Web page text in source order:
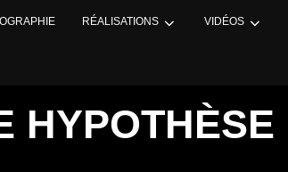
RÉALISATIONS VIDÉOS